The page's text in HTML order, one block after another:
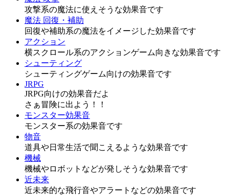
攻撃系の魔法に使えそうな効果音です
魔法 回復・補助
回復や補助系の魔法をイメージした効果音です
アクション
横スクロール系のアクションゲーム向きな効果音です
シューティング
シューティングゲーム向けの効果音です
JRPG
JRPG向けの効果音だよ
さぁ冒険に出よう！！
モンスター効果音
モンスター系の効果音です
物音
道具や日常生活で聞こえるような効果音です
機械
機械やロボットなどが発しそうな効果音です
近未来
近未来的な飛行音やアラートなどの効果音です